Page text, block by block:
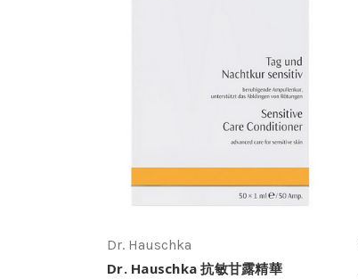
Dr. Hauschka
Dr. Hauschka 抗敏甘露精華